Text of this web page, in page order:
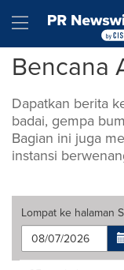
Hamburger
Bencana
Dapatkan berita
badai, gempa
Bagian ini juga
instansi
Lompat ke halaman
Making
Items per page: